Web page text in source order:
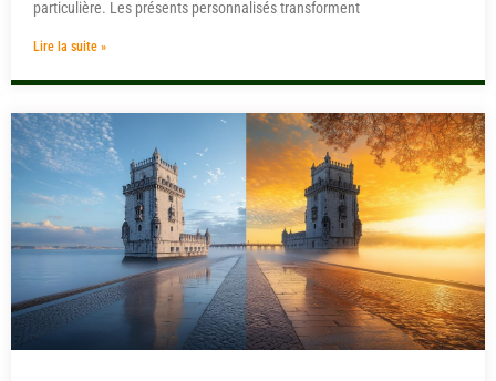
particulière. Les présents personnalisés transforment
Lire la suite »